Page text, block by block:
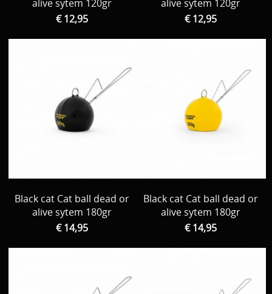
alive sytem 120gr
€ 12,95
alive sytem 120gr
€ 12,95
Black cat Cat ball dead or
alive sytem 180gr
€ 14,95
Black cat Cat ball dead or
alive sytem 180gr
€ 14,95